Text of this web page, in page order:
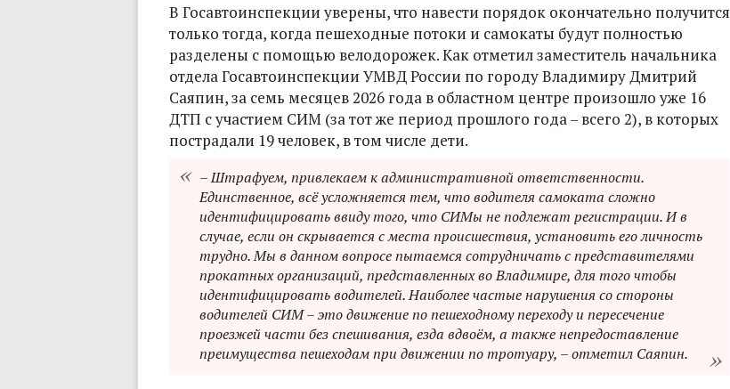
В Госавтоинспекции уверены, что навести порядок окончательно получится
только тогда, когда пешеходные потоки и самокаты будут полностью
разделены с помощью велодорожек. Как отметил заместитель начальника
отдела Госавтоинспекции УМВД России по городу Владимиру Дмитрий
Саяпин, за семь месяцев 2026 года в областном центре произошло уже 16
ДТП с участием СИМ (за тот же период прошлого года – всего 2), в которых
пострадали 19 человек, в том числе дети.
– Штрафуем, привлекаем к административной ответственности.
Единственное, всё усложняется тем, что водителя самоката сложно
идентифицировать ввиду того, что СИМы не подлежат регистрации. И в
случае, если он скрывается с места происшествия, установить его личность
трудно. Мы в данном вопросе пытаемся сотрудничать с представителями
прокатных организаций, представленных во Владимире, для того чтобы
идентифицировать водителей. Наиболее частые нарушения со стороны
водителей СИМ – это движение по пешеходному переходу и пересечение
проезжей части без спешивания, езда вдвоём, а также непредоставление
преимущества пешеходам при движении по тротуару, – отметил Саяпин.